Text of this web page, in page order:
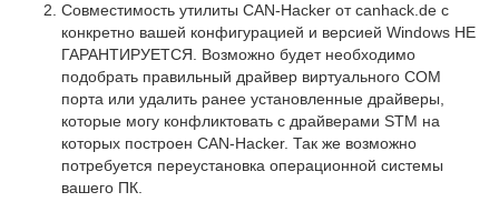
Совместимость утилиты CAN-Hacker от canhack.de с
конкретно вашей конфигурацией и версией Windows НЕ
ГАРАНТИРУЕТСЯ. Возможно будет необходимо
подобрать правильный драйвер виртуального COM
порта или удалить ранее установленные драйверы,
которые могу конфликтовать с драйверами STM на
которых построен CAN-Hacker. Так же возможно
потребуется переустановка операционной системы
вашего ПК.